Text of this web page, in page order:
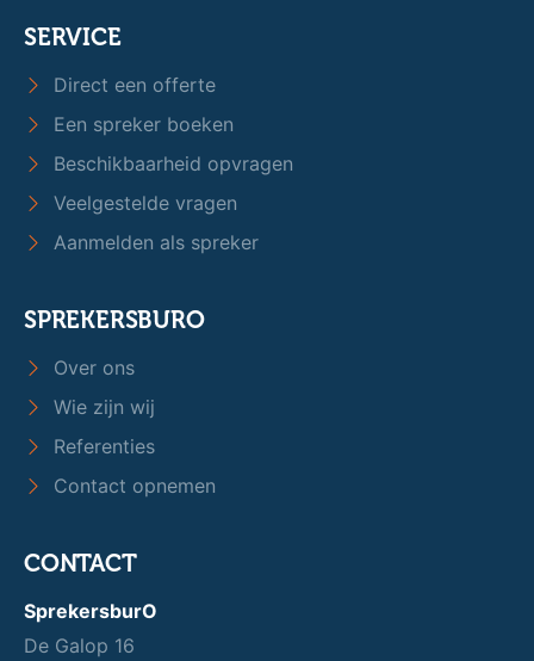
SERVICE
Direct een offerte
Een spreker boeken
Beschikbaarheid opvragen
Veelgestelde vragen
Aanmelden als spreker
SPREKERSBURO
Over ons
Wie zijn wij
Referenties
Contact opnemen
CONTACT
SprekersburO
De Galop 16